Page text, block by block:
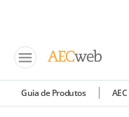
Guia de Produtos